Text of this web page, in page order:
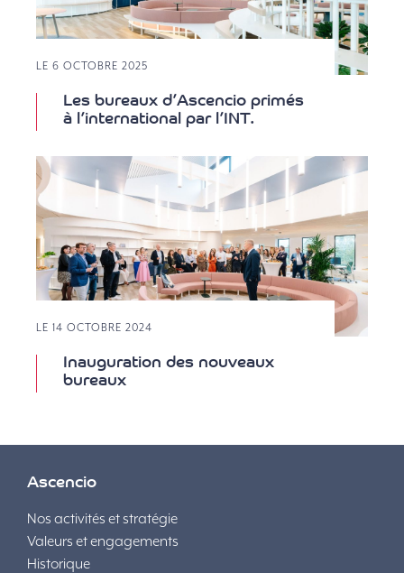
LE 6 OCTOBRE 2025
Les bureaux d’Ascencio primés
à l’international par l’INT.
LE 14 OCTOBRE 2024
Inauguration des nouveaux
bureaux
Ascencio
Nos activités et stratégie
Valeurs et engagements
Historique